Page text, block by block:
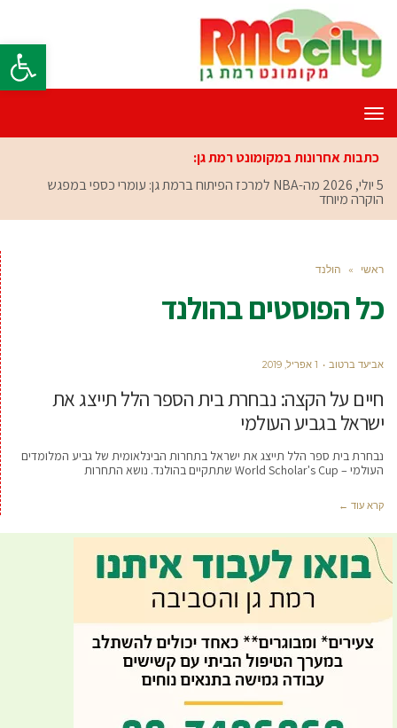
פתח
תפריט
כתבות אחרונות במקומונט רמת גן:
5 יולי, 2026
מה-NBA למרכז הפיתוח ברמת גן: עומרי כספי במפגש
הוקרה מיוחד
ראשי » הולנד
כל הפוסטים בהולנד
אביעד ברטוב 1 אפריל, 2019
חיים על הקצה: נבחרת בית הספר הלל תייצג את
ישראל בגביע העולמי
נבחרת בית ספר הלל תייצג את ישראל בתחרות הבינלאומית של גביע המלומדים
העולמי – World Scholar's Cup שתתקיים בהולנד. נושא התחרות
קרא עוד ←